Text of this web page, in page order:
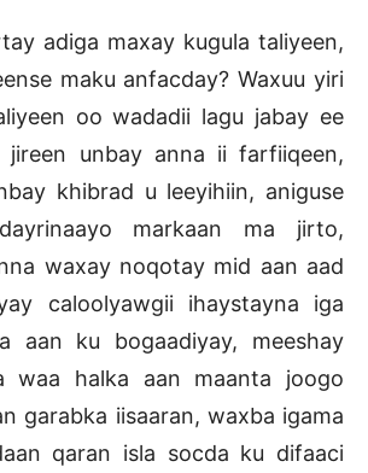
adiga maxay kugula taliyeen,
maku anfacday? Waxuu yiri
oo wadadii lagu jabay ee
unbay anna ii farfiiqeen,
khibrad u leeyihiin, aniguse
markaan ma jirto,
waxay noqotay mid aan aad
caloolyawgii ihaystayna iga
aan ku bogaadiyay, meeshay
waa halka aan maanta joogo
garabka iisaaran, waxba igama
qaran isla socda ku difaaci